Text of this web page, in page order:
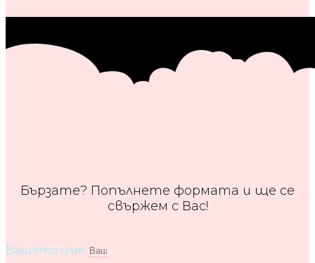
Бързате? Попълнете формата и ще се
свържем с Вас!
Вашето име